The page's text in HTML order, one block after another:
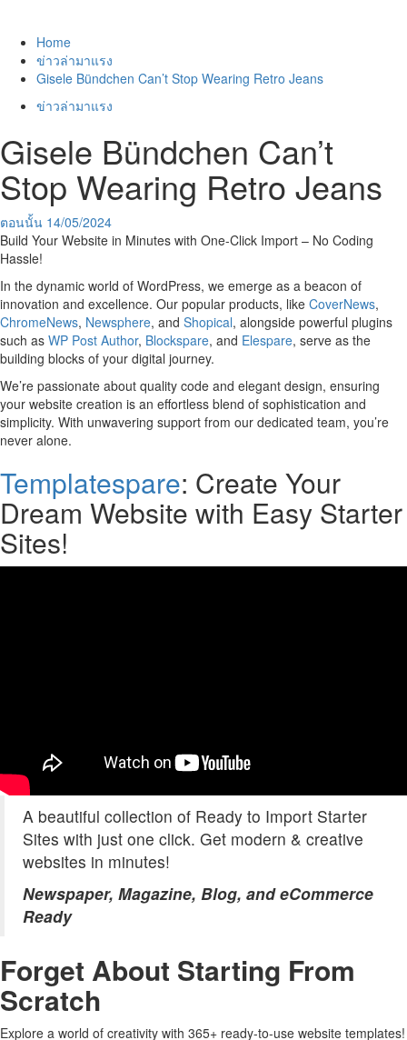
Home
ข่าวล่ามาแรง
Gisele Bündchen Can’t Stop Wearing Retro Jeans
ข่าวล่ามาแรง
Gisele Bündchen Can’t
Stop Wearing Retro Jeans
ตอนนั้น 14/05/2024
Build Your Website in Minutes with One-Click Import – No Coding
Hassle!
In the dynamic world of WordPress, we emerge as a beacon of
innovation and excellence. Our popular products, like CoverNews,
ChromeNews, Newsphere, and Shopical, alongside powerful plugins
such as WP Post Author, Blockspare, and Elespare, serve as the
building blocks of your digital journey.
We’re passionate about quality code and elegant design, ensuring
your website creation is an effortless blend of sophistication and
simplicity. With unwavering support from our dedicated team, you’re
never alone.
Templatespare: Create Your
Dream Website with Easy Starter
Sites!
A beautiful collection of Ready to Import Starter
Sites with just one click. Get modern & creative
websites in minutes!
Newspaper, Magazine, Blog, and eCommerce
Ready
Forget About Starting From
Scratch
Explore a world of creativity with 365+ ready-to-use website templates!